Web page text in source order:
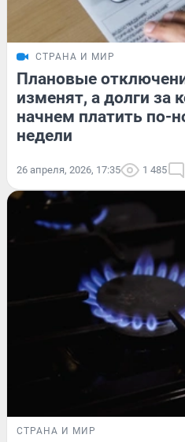
СТРАНА И МИР
Плановые
изменят, а долги за
начнем платить по-
недели
26 апреля, 2026, 17:35 1 485
СТРАНА И МИР